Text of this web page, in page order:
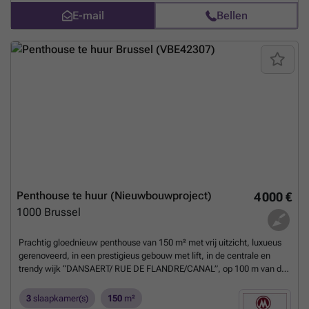
bureauruimte, een master bedroom met aangrenzende badkamer, een
tweede slaapkamer met eigen badkamer, een aparte volledig
uitgeruste keuken – veel opbergruimte, en een trap met bureelhoek.
Ligging, lichtinval, volumes, buitenruimtes, oriëntatie... al deze
elementen zijn aanwezig in dit pand. Verplicht afgesloten garage in
E-mail Bellen
4 000 €
Penthouse te huur (Nieuwbouwproject)
1000 Brussel
Prachtig gloednieuw penthouse van 150 m² met vrij uitzicht, luxueus
gerenoveerd, in een prestigieus gebouw met lift, in de centrale en
trendy wijk “DANSAERT/ RUE DE FLANDRE/CANAL”, op 100 m van de
SAINT CATHERINE, fietsruimte, kelder, levendige wijk met talloze
3 slaapkamer(s) 150 m²